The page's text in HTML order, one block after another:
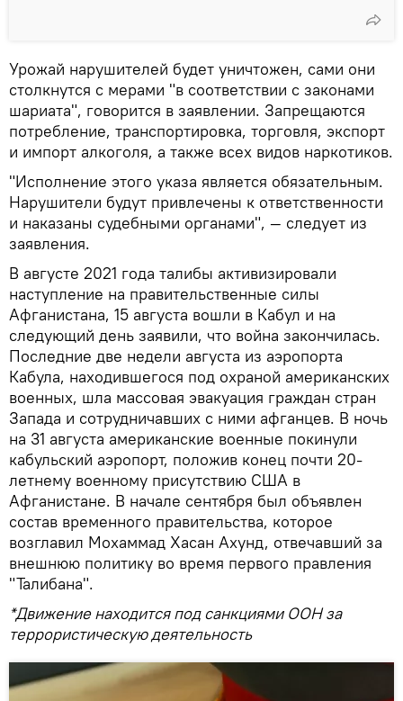
Урожай нарушителей будет уничтожен, сами они
столкнутся с мерами "в соответствии с законами
шариата", говорится в заявлении. Запрещаются
потребление, транспортировка, торговля, экспорт
и импорт алкоголя, а также всех видов наркотиков.
"Исполнение этого указа является обязательным.
Нарушители будут привлечены к ответственности
и наказаны судебными органами", — следует из
заявления.
В августе 2021 года талибы активизировали
наступление на правительственные силы
Афганистана, 15 августа вошли в Кабул и на
следующий день заявили, что война закончилась.
Последние две недели августа из аэропорта
Кабула, находившегося под охраной американских
военных, шла массовая эвакуация граждан стран
Запада и сотрудничавших с ними афганцев. В ночь
на 31 августа американские военные покинули
кабульский аэропорт, положив конец почти 20-
летнему военному присутствию CША в
Афганистане. В начале сентября был объявлен
состав временного правительства, которое
возглавил Мохаммад Хасан Ахунд, отвечавший за
внешнюю политику во время первого правления
"Талибана".
*Движение находится под санкциями ООН за
террористическую деятельность